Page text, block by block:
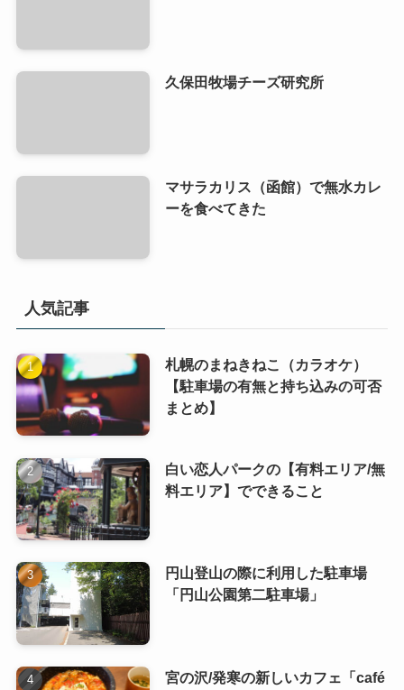
久保田牧場チーズ研究所
マサラカリス（函館）で無水カレ
ーを食べてきた
人気記事
札幌のまねきねこ（カラオケ）
【駐車場の有無と持ち込みの可否
まとめ】
白い恋人パークの【有料エリア/無
料エリア】でできること
円山登山の際に利用した駐車場
「円山公園第二駐車場」
宮の沢/発寒の新しいカフェ「café